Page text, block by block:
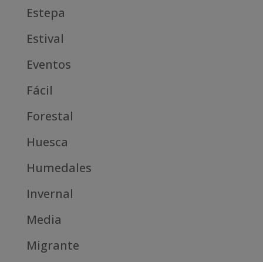
Estepa
Estival
Eventos
Fácil
Forestal
Huesca
Humedales
Invernal
Media
Migrante